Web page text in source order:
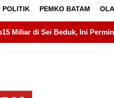
POLITIK PEMKO BATAM
AMSBP Program